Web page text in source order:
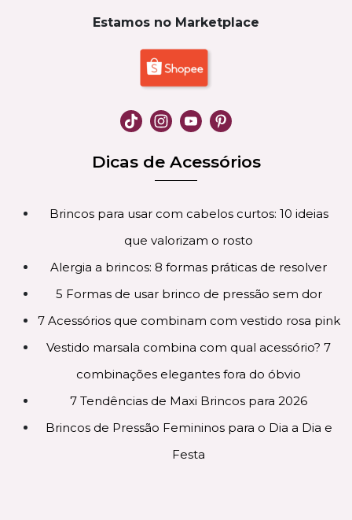
Estamos no Marketplace
Dicas de Acessórios
Brincos para usar com cabelos curtos: 10 ideias
que valorizam o rosto
Alergia a brincos: 8 formas práticas de resolver
5 Formas de usar brinco de pressão sem dor
7 Acessórios que combinam com vestido rosa pink
Vestido marsala combina com qual acessório? 7
combinações elegantes fora do óbvio
7 Tendências de Maxi Brincos para 2026
Brincos de Pressão Femininos para o Dia a Dia e
Festa